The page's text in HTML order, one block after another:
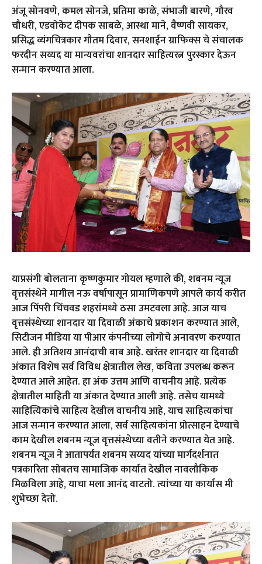
अंजू सोनवणे, कमल सोनजे, प्रतिमा काळे, संभाजी बारणे, गौरव
चौधरी, एडवोकेट दीपक साबळे, आस्था माने, वैष्णवी सायकर,
प्रसिद्ध व्यंगचित्रकार गौतम दिवार, सनशाईन ग्राफिक्स चे संचालक
फरदीन सय्यद या मान्यवरांचा शानदार साहित्यरत्न पुरस्कार देऊन
सन्मान करण्यात आला.
याप्रसंगी बोलताना कृष्णकुमार गोयल म्हणाले की, शबनम न्यूज
वृत्तसंस्थेने मागील नऊ वर्षापासून प्रामाणिकपणे आपले कार्य करीत
आज पिंपरी चिंचवड शहरांमध्ये ठसा उमटवला आहे. आज याच
वृत्तसंस्थेच्या शानदार या दिवाळी अंकाचे प्रकाशन करण्यात आले,
सिटीजन मीडिया या पीआर कंपनीच्या लोगोचे अनावरण करण्यात
आले. ही अतिशय आनंदाची बाब आहे. खरंतर शानदार या दिवाळी
अंकात विशेष सर्व विविध क्षेत्रातील लेख, कविता उपलब्ध करून
देण्यात आले आहेत. हा अंक उत्तम आणि वाचनीय आहे. प्रत्येक
क्षेत्रातील माहिती या अंकात देण्यात आली आहे. तसेच यामध्ये
साहित्यिकांचे साहित्य देखील वाचनीय आहे, याच साहित्यकांचा
आज सन्मान करण्यात आला, सर्व साहित्यकांना प्रोत्साहन देण्याचे
काम देखील शबनम न्यूज वृत्तसंस्थेच्या वतीने करण्यात येत आहे.
शबनम न्यूज ने आतापर्यंत शबनम सय्यद यांच्या मार्गदर्शनात
पत्रकारिता सोबतच सामाजिक कार्यात देखील नावलौकिक
मिळविला आहे, याचा मला आनंद वाटतो. त्यांच्या या कार्यास मी
शुभेच्छा देतो.